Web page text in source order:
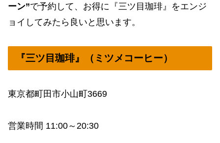
ーン”で予約して、お得に『三ツ目珈琲』をエンジ
ョイしてみたら良いと思います。
『三ツ目珈琲』（ミツメコーヒー）
東京都町田市小山町3669
営業時間 11:00～20:30